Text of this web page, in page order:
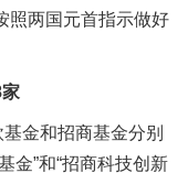
照两国元首指示做好
金和招商基金分别
金”和“招商科技创新